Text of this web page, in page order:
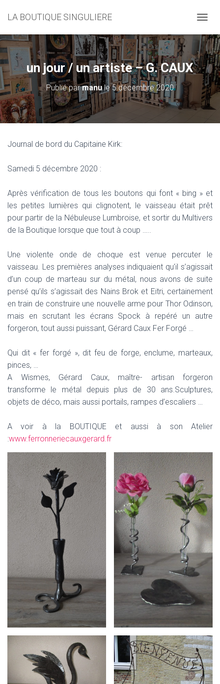
LA BOUTIQUE SINGULIERE
É
L
I
E
R
L
A
N
N
un jour / un artiste – G. CAUX
Publié parmanule5 décembre 2020
Journal de bord du Capitaine Kirk:
Samedi 5 décembre 2020 :
Après vérification de tous les boutons qui font « bing » et
les petites lumières qui clignotent, le vaisseau était prêt
pour partir de la Nébuleuse Lumbroise, et sortir du Multivers
de la Boutique lorsque que tout à coup …..
Une violente onde de choque est venue percuter le
vaisseau. Les premières analyses indiquaient qu’il s’agissait
d’un coup de marteau sur du métal, nous avons de suite
pensé qu’ils s’agissait des Nains Brok et Eitri, certainement
en train de construire une nouvelle arme pour Thor Odinson,
mais en scrutant les écrans Spock à repéré un autre
forgeron, tout aussi puissant, Gérard Caux Fer Forgé …
Qui dit « fer forgé », dit feu de forge, enclume, marteaux,
pinces, …
A Wismes, Gérard Caux, maître- artisan forgeron
transforme le métal depuis plus de 30 ans.Sculptures,
objets de déco, mais aussi portails, rampes d’escaliers …
A voir à la BOUTIQUE et aussi à son Atelier
:www.ferronneriecauxgerard.fr